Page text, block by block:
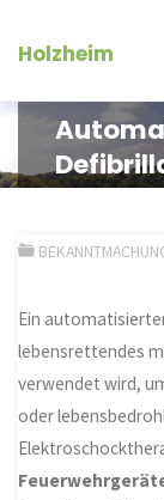
InhaltHolzheim
Ein
lebensrettendes
verwendet wird,
oder